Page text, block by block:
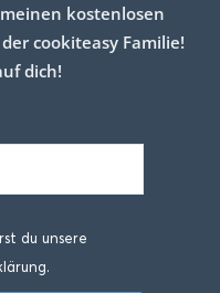
kostenlosen
cookiteasy Familie!
dich!
du unsere